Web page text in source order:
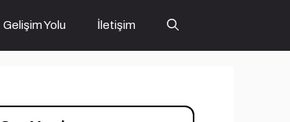
Gelişim Yolu İletişim